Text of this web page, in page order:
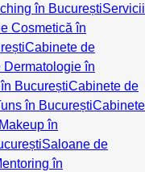
în BucureștiServicii
Cosmetică în
Cabinete de
Dermatologie în
BucureștiCabinete de
în BucureștiCabinete
în
Saloane de
în